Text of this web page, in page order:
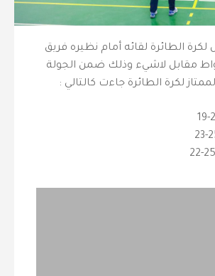
لكرة الطائرة لقائه أمام نظيره فريق
مقابل لاشيء وذلك ضمن الجولة